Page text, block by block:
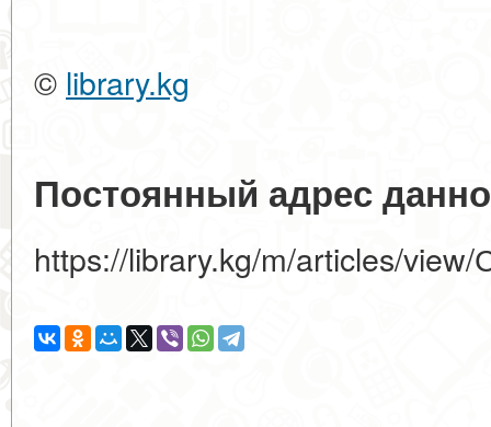
© library.kg
Постоянный адрес
https://library.kg/m/articles/view/